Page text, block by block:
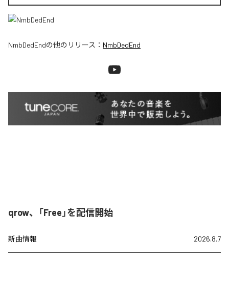
NmbDedEndの他のリリース： NmbDedEnd
qrow、「Free」を配信開始
新曲情報 2026.8.7